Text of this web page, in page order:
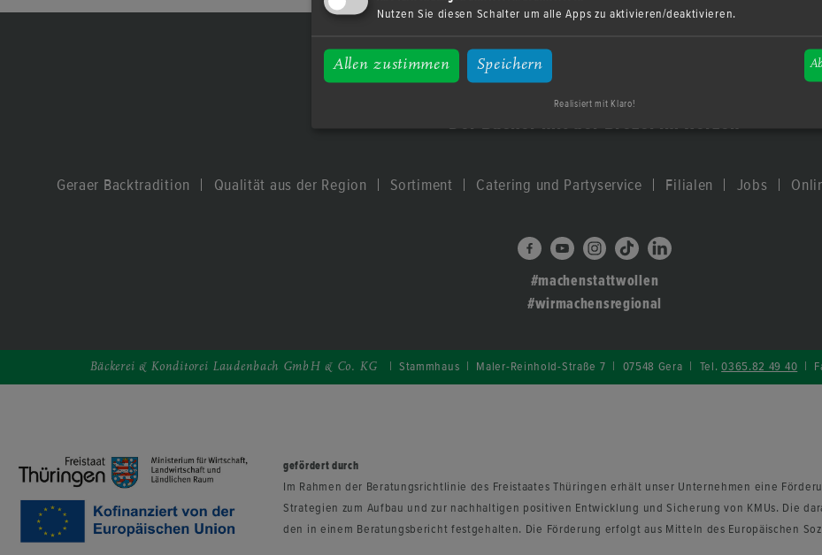
Ge­ra­er Back­tra­di­ti­on Qua­li­tät aus der Re­gi­on Sor­ti­ment Ca­te­ring und Par­ty­ser­vice Fi­lia­len Jobs
#ma­chen­statt­wol­len
#wir­ma­chens­re­gio­nal
Bä­cke­rei & Kon­di­to­rei Lau­den­bach GmbH & Co. KG | Stamm­haus | Maler-​Reinhold-Straße 7 | 07548 Gera | Tel.0365.82 49 40 |
ge­för­dert durch
Im Rah­men der Be­ra­tungs­richt­li­nie des Frei­staa­tes Thü­rin­gen er­hält unser Un­ter­neh­men eine
Stra­te­gien zum Auf­bau und zur nach­hal­ti­gen po­si­ti­ven Ent­wick­lung und Si­che­rung von KMUs. Die
den in einem Be­ra­tungs­be­richt fest­ge­hal­ten. Die För­de­rung er­folgt aus Mit­teln des Eu­ro­päi­schen
Nutzen Sie diesen Schalter um alle Apps zu aktivieren/deaktivieren.
Allen zustimmen Speichern
Realisiert mit Klaro!